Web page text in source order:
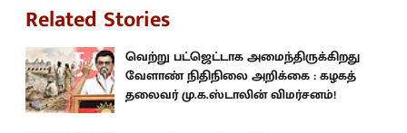
Related Stories
வெற்று பட்ஜெட்டாக அமைந்திருக்கிறது
வேளாண் நிதிநிலை அறிக்கை : கழகத்
தலைவர் மு.க.ஸ்டாலின் விமர்சனம்!